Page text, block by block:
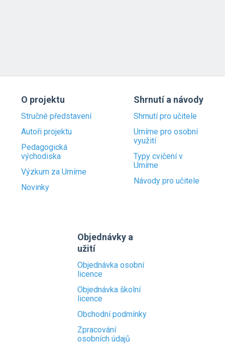
O projektu
Stručné představení
Autoři projektu
Pedagogická
východiska
Výzkum za Umíme
Novinky
Shrnutí a návody
Shrnutí pro učitele
Umíme pro osobní
využití
Typy cvičení v
Umíme
Návody pro učitele
Objednávky a
užití
Objednávka osobní
licence
Objednávka školní
licence
Obchodní podmínky
Zpracování
osobních údajů